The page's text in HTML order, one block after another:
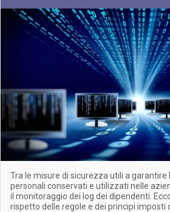
Tra le misure di sicurezza utili a garantire
personali conservati e utilizzati nelle
il monitoraggio dei log dei dipendenti.
rispetto delle regole e dei principi imposti